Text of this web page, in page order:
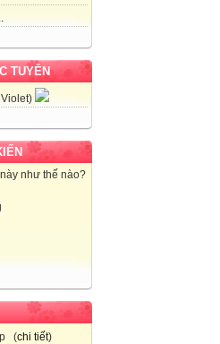
TUYẾN
như thế nào?
(chi tiết)